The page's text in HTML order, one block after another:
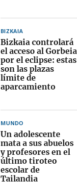
BIZKAIA
Bizkaia controlará
el acceso al Gorbeia
por el eclipse: estas
son las plazas
límite de
aparcamiento
MUNDO
Un adolescente
mata a sus abuelos
y profesores en el
último tiroteo
escolar de
Tailandia